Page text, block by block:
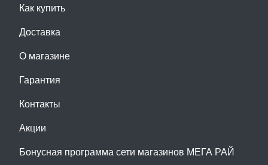
Как купить
Доставка
О магазине
Гарантия
Контакты
Акции
Бонусная программа сети магазинов МЕГА РАЙ